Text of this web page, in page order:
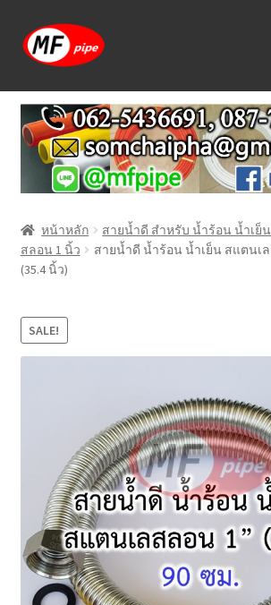
Skip
to
Skip
to
หน้าแรก
ร้านค้า
วิธีการเดินท่อ PAP
บทความ
วิธีการสั่งซื้อ
แจ้งชำระเงิน
หน้าหลัก สายน้ำดี สำหรับ น้ำร้อน น้ำเย็น
สลอน 1 นิ้ว
สายน้ำดี น้ำร้อน น้ำเย็น สแตนเล
(35.4 นิ้ว)
SALE!